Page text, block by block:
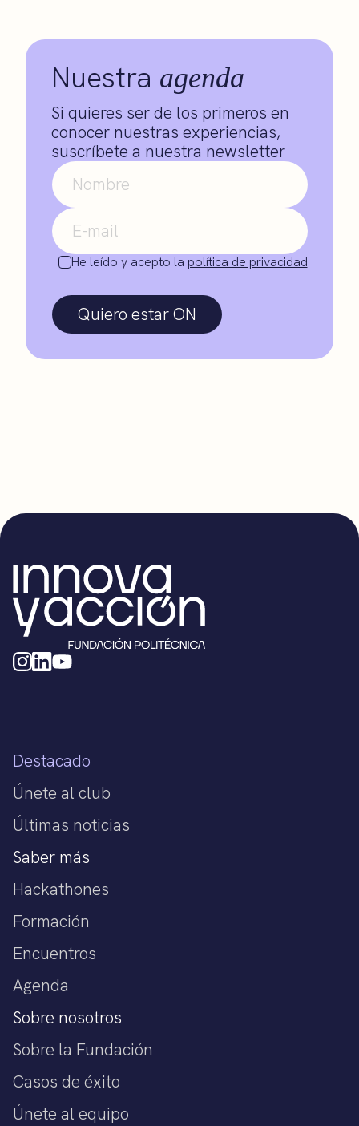
Nuestra agenda
Si quieres ser de los primeros en
conocer nuestras experiencias,
suscríbete a nuestra newsletter
He leído y acepto la política de privacidad
Quiero estar ON
Destacado
Únete al club
Últimas noticias
Saber más
Hackathones
Formación
Encuentros
Agenda
Sobre nosotros
Sobre la Fundación
Casos de éxito
Únete al equipo